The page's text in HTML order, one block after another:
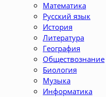
Математика
Русский язык
История
Литература
География
Обществознание
Биология
Музыка
Информатика